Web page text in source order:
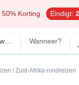
50% Korting Eindigt: 2
Expeditions Gateways Wanneer?
/ Zuid-Afrika-rondreizen